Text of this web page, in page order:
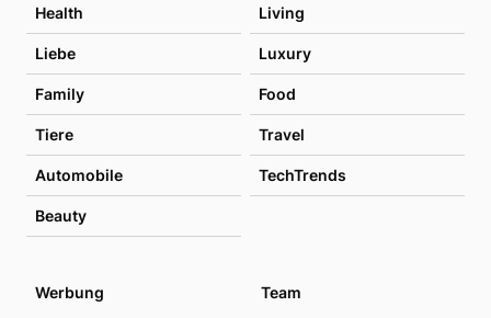
Health Living
Liebe Luxury
Family Food
Tiere Travel
Automobile TechTrends
Beauty
Werbung Team